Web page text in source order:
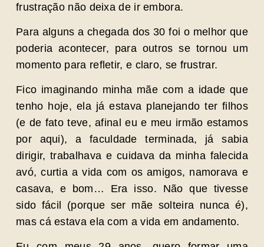
frustração não deixa de ir embora.
Para alguns a chegada dos 30 foi o melhor que
poderia acontecer, para outros se tornou um
momento para refletir, e claro, se frustrar.
Fico imaginando minha mãe com a idade que
tenho hoje, ela já estava planejando ter filhos
(e de fato teve, afinal eu e meu irmão estamos
por aqui), a faculdade terminada, já sabia
dirigir, trabalhava e cuidava da minha falecida
avó, curtia a vida com os amigos, namorava e
casava, e bom… Era isso. Não que tivesse
sido fácil (porque ser mãe solteira nunca é),
mas cá estava ela com a vida em andamento.